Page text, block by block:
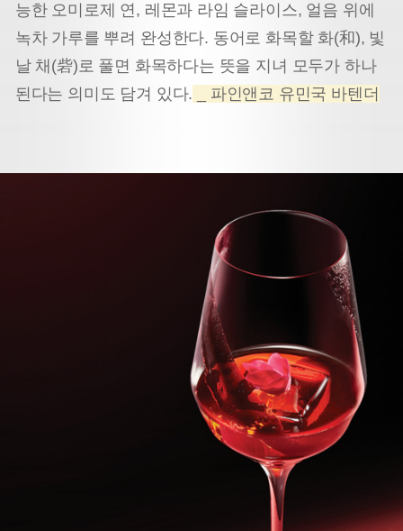
능한 오미로제 연, 레몬과 라임 슬라이스, 얼음 위에
녹차 가루를 뿌려 완성한다. 동어로 화목할 화(和), 빛
날 채(砦)로 풀면 화목하다는 뜻을 지녀 모두가 하나
된다는 의미도 담겨 있다. _ 파인앤코 유민국 바텐더